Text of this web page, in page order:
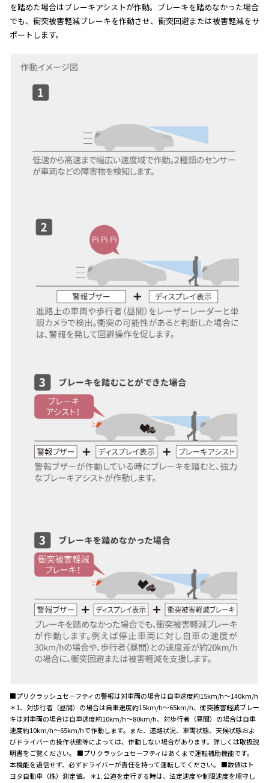
を踏めた場合はブレーキアシストが作動。ブレーキを踏めなかった場合
でも、衝突被害軽減ブレーキを作動させ、衝突回避または被害軽減をサ
ポートします。
■プリクラッシュセーフティの警報は対車両の場合は自車速度約15km/h～140km/h
＊1、対歩行者（昼間）の場合は自車速度約15km/h～65km/h、衝突被害軽減ブレー
キは対車両の場合は自車速度約10km/h～80km/h、対歩行者（昼間）の場合は自車
速度約10km/h～65km/hで作動します。また、道路状況、車両状態、天候状態およ
びドライバーの操作状態等によっては、作動しない場合があります。詳しくは取扱説
明書をご覧ください。 ■プリクラッシュセーフティはあくまで運転補助機能です。
本機能を過信せず、必ずドライバーが責任を持って運転してください。 ■数値はト
ヨタ自動車（株）測定値。 ＊1. 公道を走行する時は、法定速度や制限速度を順守し